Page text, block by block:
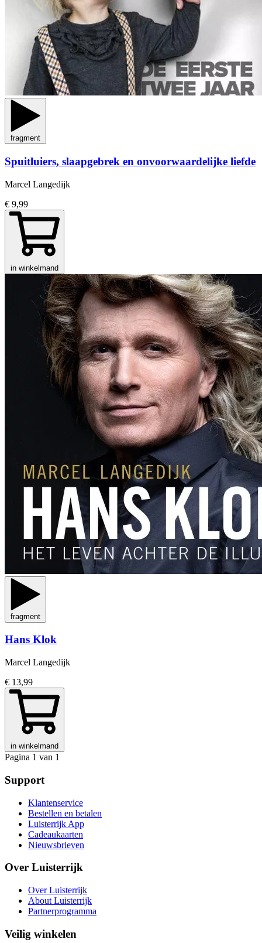
fragment
Spuitluiers, slaapgebrek en onvoorwaardelijke liefde
Marcel Langedijk
€ 9,99
in winkelmand
fragment
Hans Klok
Marcel Langedijk
€ 13,99
in winkelmand
Pagina 1 van 1
Support
Klantenservice
Bestellen en betalen
Luisterrijk App
Cadeaukaarten
Nieuwsbrieven
Over Luisterrijk
Over Luisterrijk
About Luisterrijk
Partnerprogramma
Veilig winkelen